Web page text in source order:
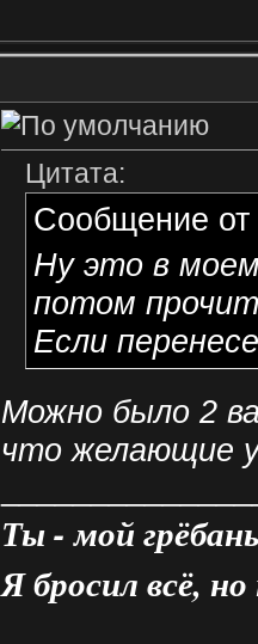
Цитата:
Сообщение от
Ну это в
потом
Если
Можно было 2
что желающие
Ты - мой
Я бросил всё,